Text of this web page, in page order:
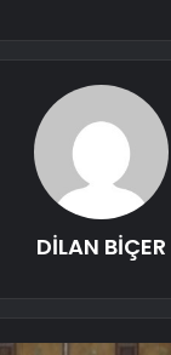
DİLAN BİÇER